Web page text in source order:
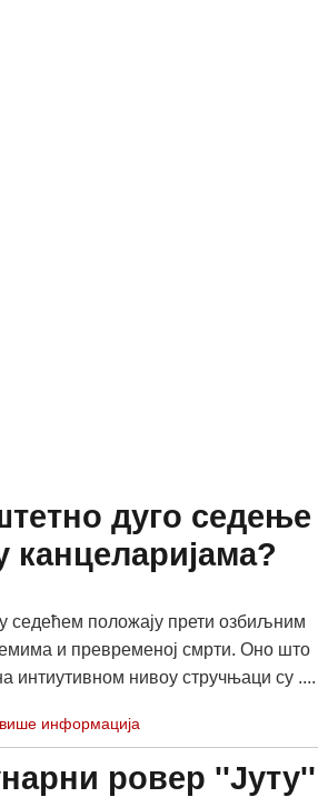
дуго седење
канцеларијама?
седећем положају прети озбиљним
и превременој смрти. Оно што
интиутивном нивоу стручњаци су ....
више информација
ровер ''Јуту''